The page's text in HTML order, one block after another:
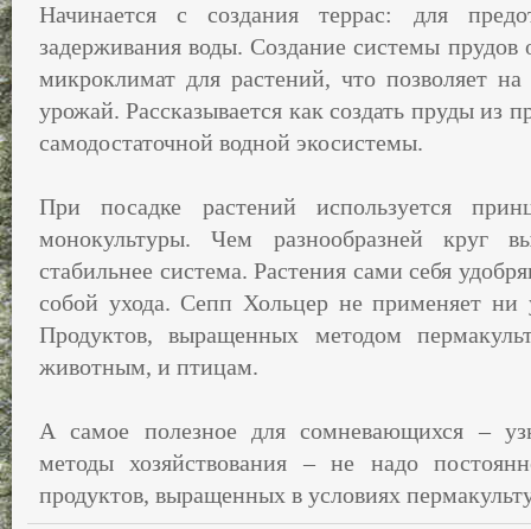
Начинается с создания террас: для
задерживания воды. Создание системы прудов
микроклимат для растений, что позволяет
урожай. Рассказывается как создать пруды из
самодостаточной водной экосистемы.
При посадке растений используется
монокультуры. Чем разнообразней круг
стабильнее система. Растения сами себя
собой ухода. Сепп Хольцер не применяет ни
Продуктов, выращенных методом
животным, и птицам.
А самое полезное для сомневающихся –
методы хозяйствования – не надо
продуктов, выращенных в условиях